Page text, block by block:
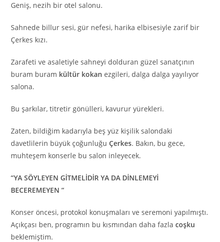
Geniş, nezih bir otel salonu.
Sahnede billur sesi, gür nefesi, harika elbisesiyle zarif bir
Çerkes kızı.
Zarafeti ve asaletiyle sahneyi dolduran güzel sanatçının
buram buram kültür kokan ezgileri, dalga dalga yayılıyor
salona.
Bu şarkılar, titretir gönülleri, kavurur yürekleri.
Zaten, bildiğim kadarıyla beş yüz kişilik salondaki
davetlilerin büyük çoğunluğuÇerkes. Bakın, bu gece,
muhteşem konserle bu salon inleyecek.
“YA SÖYLEYEN GİTMELİDİR YA DA DİNLEMEYİ
BECEREMEYEN “
Konser öncesi, protokol konuşmaları ve seremoni yapılmıştı.
Açıkçası ben, programın bu kısmından daha fazlacoşku
beklemiştim.